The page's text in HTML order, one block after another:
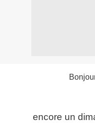
encore un